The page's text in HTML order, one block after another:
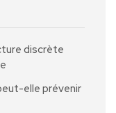
discrète
elle prévenir